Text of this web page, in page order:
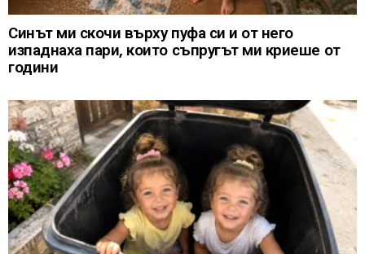
Синът ми скочи върху пуфа си и от него
изпаднаха пари, които съпругът ми криеше от
години